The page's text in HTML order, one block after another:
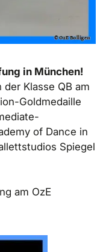
in München!
Klasse QB am
Goldmedaille
of Dance in
Spiegel
am OzE